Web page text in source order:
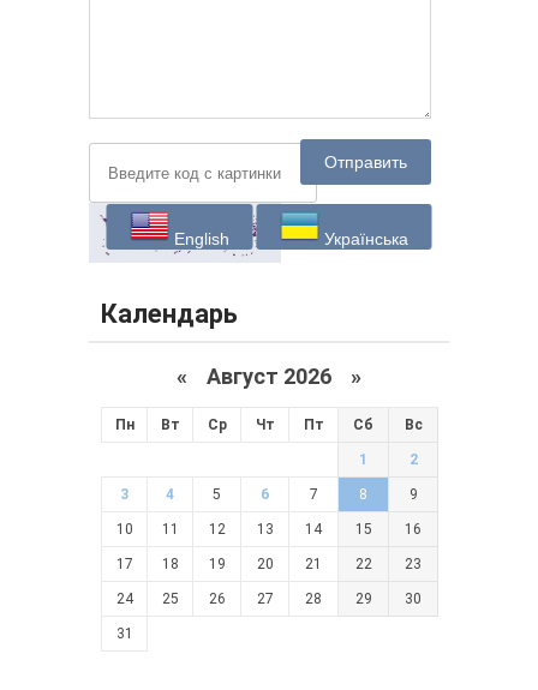
Отправить
English Українська
Календарь
« Август 2026 »
Пн Вт Ср Чт Пт Сб Вс
1 2
3 4 5 6 7 8 9
10 11 12 13 14 15 16
17 18 19 20 21 22 23
24 25 26 27 28 29 30
31